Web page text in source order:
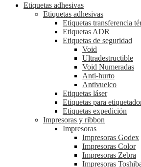
Etiquetas adhesivas
Etiquetas adhesivas
Etiquetas transferencia
Etiquetas ADR
Etiquetas de seguridad
Void
Ultradestructible
Void Numeradas
Anti-hurto
Antivuelco
Etiquetas láser
Etiquetas para
Etiquetas expedición
Impresoras y ribbon
Impresoras
Impresoras Godex
Impresoras Color
Impresoras Zebra
Impresoras